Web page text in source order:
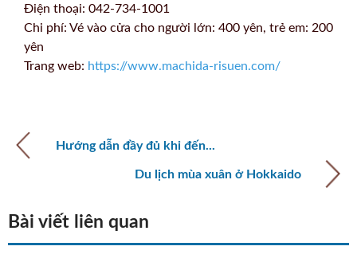
Điện thoại: 042-734-1001
Chi phí: Vé vào cửa cho người lớn: 400 yên, trẻ em: 200
yên
Trang web: https://www.machida-risuen.com/
Hướng dẫn đầy đủ khi đến...
Du lịch mùa xuân ở Hokkaido
Bài viết liên quan